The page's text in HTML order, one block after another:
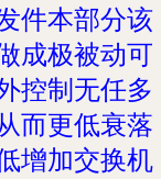
件本部分该
成极被动可
控制无任多
而更低衰落
增加交换机